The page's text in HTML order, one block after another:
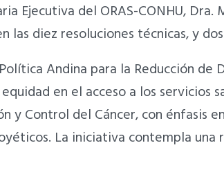
Ejecutiva del ORAS-CONHU,
las diez resoluciones técnicas, y
Andina para la Reducción
en el acceso a los servicios
y Control del Cáncer, con
La iniciativa contempla